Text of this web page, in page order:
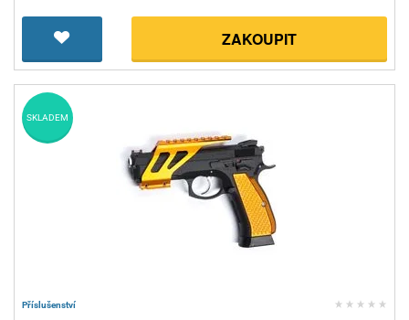
ZAKOUPIT
Příslušenství
SKLADEM